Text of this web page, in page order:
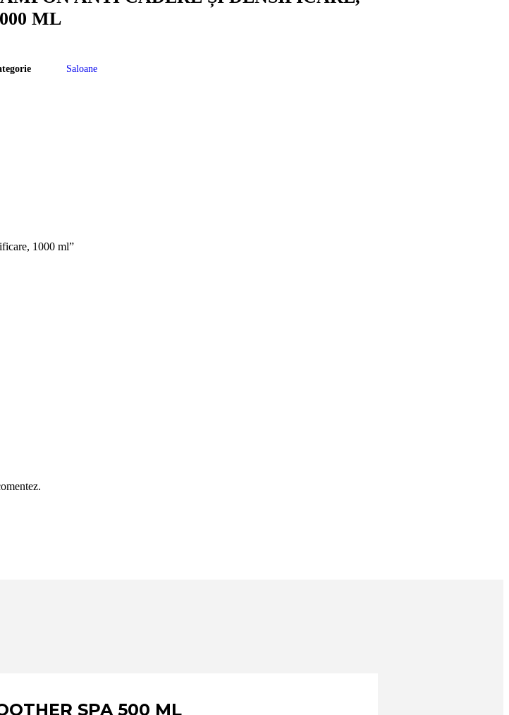
ML
Saloane
1000 ml”
SPA 500 ML